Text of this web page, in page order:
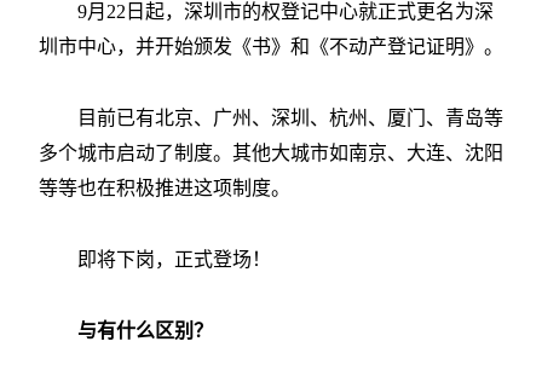
9月22日起，深圳市的权登记中心就正式更名为深
圳市中心，并开始颁发《书》和《不动产登记证明》。
目前已有北京、广州、深圳、杭州、厦门、青岛等
多个城市启动了制度。其他大城市如南京、大连、沈阳
等等也在积极推进这项制度。
即将下岗，正式登场！
与有什么区别？